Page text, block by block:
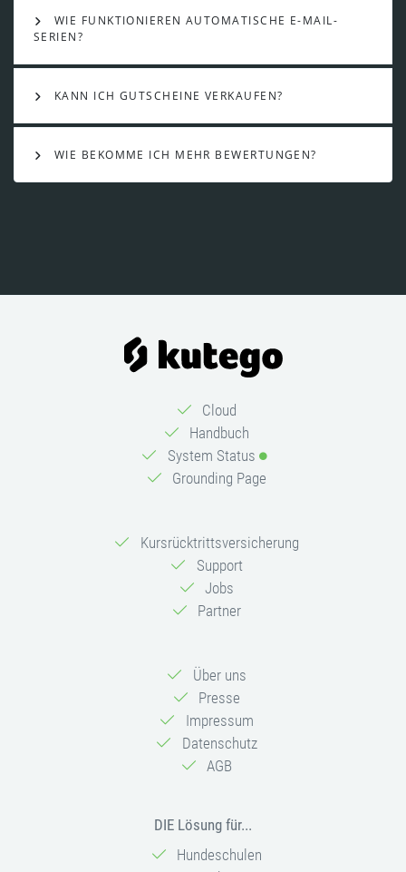
WIE FUNKTIONIEREN AUTOMATISCHE E-MAIL-
SERIEN?
KANN ICH GUTSCHEINE VERKAUFEN?
WIE BEKOMME ICH MEHR BEWERTUNGEN?
Cloud
Handbuch
System Status
Grounding Page
Kursrücktrittsversicherung
Support
Jobs
Partner
Über uns
Presse
Impressum
Datenschutz
AGB
DIE Lösung für...
Hundeschulen